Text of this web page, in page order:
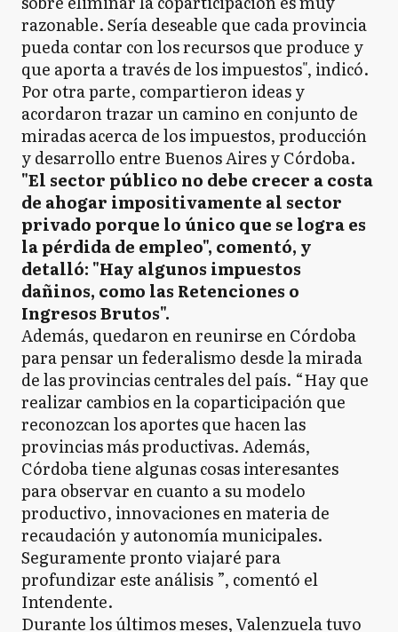
razonable. Sería deseable que cada provincia
pueda contar con los recursos que produce y
que aporta a través de los impuestos", indicó.
Por otra parte, compartieron ideas y
acordaron trazar un camino en conjunto de
miradas acerca de los impuestos, producción
y desarrollo entre Buenos Aires y Córdoba.
"El sector público no debe crecer a costa
de ahogar impositivamente al sector
privado porque lo único que se logra es
la pérdida de empleo", comentó, y
detalló: "Hay algunos impuestos
dañinos, como las Retenciones o
Ingresos Brutos".
Además, quedaron en reunirse en Córdoba
para pensar un federalismo desde la mirada
de las provincias centrales del país. “Hay que
realizar cambios en la coparticipación que
reconozcan los aportes que hacen las
provincias más productivas. Además,
Córdoba tiene algunas cosas interesantes
para observar en cuanto a su modelo
productivo, innovaciones en materia de
recaudación y autonomía municipales.
Seguramente pronto viajaré para
profundizar este análisis ”, comentó el
Intendente.
Durante los últimos meses, Valenzuela tuvo